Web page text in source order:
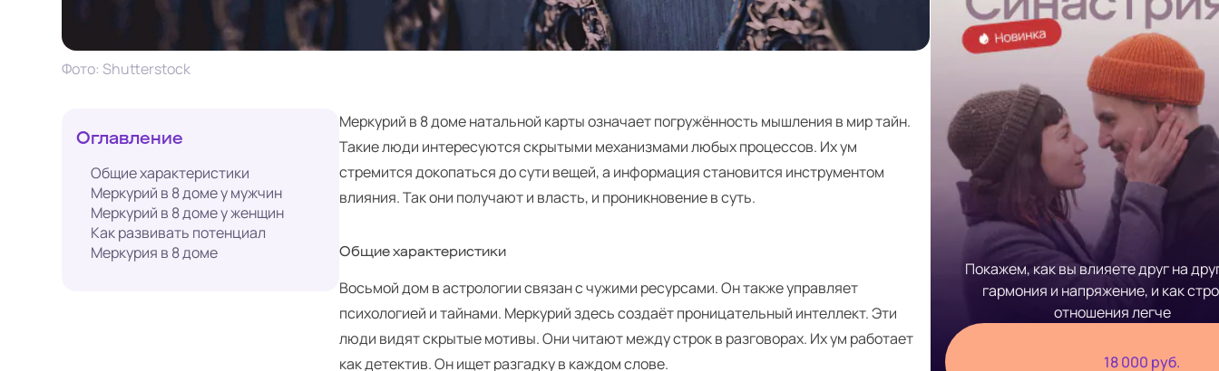
Фото: Shutterstock
Оглавление
Общие характеристики
Меркурий в 8 доме у мужчин
Меркурий в 8 доме у женщин
Как развивать потенциал
Меркурия в 8 доме
Меркурий в 8 доме натальной карты означает погружённость мышления в мир тайн.
Такие люди интересуются скрытыми механизмами любых процессов. Их ум
стремится докопаться до сути вещей, а информация становится инструментом
влияния. Так они получают и власть, и проникновение в суть.
Общие характеристики
Восьмой дом в астрологии связан с чужими ресурсами. Он также управляет
психологией и тайнами. Меркурий здесь создаёт проницательный интеллект. Эти
люди видят скрытые мотивы. Они читают между строк в разговорах. Их ум работает
как детектив. Он ищет разгадку в каждом слове.
Покажем, как вы влияете друг на
гармония и напряжение, и как
отношения легче
18 000 руб.